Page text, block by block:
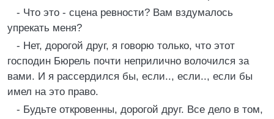
- Что это - сцена ревности? Вам вздумалось
упрекать меня?
- Нет, дорогой друг, я говорю только, что этот
господин Бюрель почти неприлично волочился за
вами. И я рассердился бы, если.., если.., если бы
имел на это право.
- Будьте откровенны, дорогой друг. Все дело в том,